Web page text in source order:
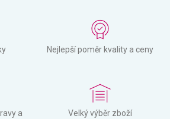
Nejlepší poměr kvality a ceny
a
Velký výběr zboží